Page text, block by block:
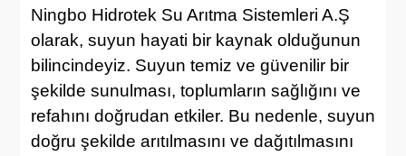
Ningbo Hidrotek Su Arıtma Sistemleri A.Ş
olarak, suyun hayati bir kaynak olduğunun
bilincindeyiz. Suyun temiz ve güvenilir bir
şekilde sunulması, toplumların sağlığını ve
refahını doğrudan etkiler. Bu nedenle, suyun
doğru şekilde arıtılmasını ve dağıtılmasını